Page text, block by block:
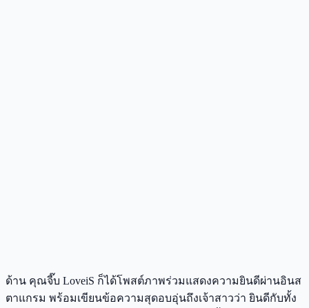
ด้าน คุณจี๊บ LoveiS ก็ได้โพสต์ภาพร่วมแสดงความยินดีผ่านอินส
ตาแกรม พร้อมเขียนข้อความสุดอบอุ่นถึงเจ้าสาวว่า ยินดีกับทั้ง